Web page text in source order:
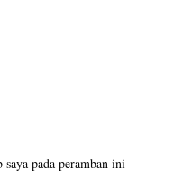
pada peramban ini